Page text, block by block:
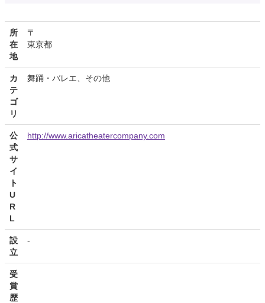
所
在
地
〒
東京都
カ
テ
ゴ
リ
舞踊・バレエ、その他
公
式
サ
イ
ト
U
R
L
http://www.aricatheatercompany.com
設
立
-
受
賞
歴